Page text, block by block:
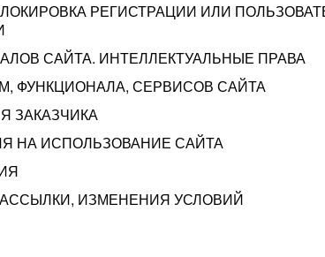
РЕГИСТРАЦИИ ИЛИ
САЙТА. ИНТЕЛЛЕКТУАЛЬНЫЕ ПРАВА
ФУНКЦИОНАЛА, СЕРВИСОВ САЙТА
ЗАКАЗЧИКА
НА ИСПОЛЬЗОВАНИЕ САЙТА
ИЗМЕНЕНИЯ УСЛОВИЙ